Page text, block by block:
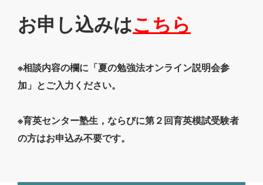
お申し込みはこちら
※相談内容の欄に「夏の勉強法オンライン説明会参
加」とご入力ください。
※育英センター塾生，ならびに第２回育英模試受験者
の方はお申込み不要です。